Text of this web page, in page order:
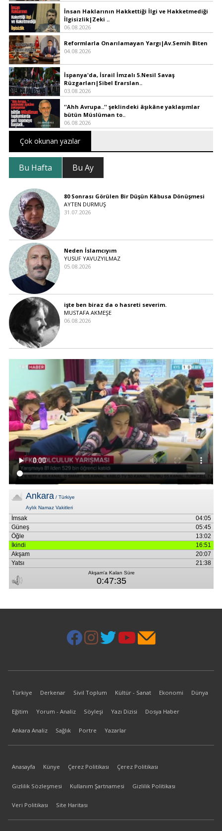
İnsan Haklarının Hakkettiği İlgi ve Hakketmediği
İlgisizlik|Zeki ..
06.08.2026
Reformlarla Onarılamayan Yargı|Av.Semih Biten
04.08.2026
İspanya'da, İsrail İmzalı 5.Nesil Savaş
Rüzgarları|Sibel Erarslan..
03.08.2026
''Ahh Avrupa..'' şeklindeki âşıkâne yaklaşımlar
bütün Müslüman to..
06.08.2026
Çok okunan yazılar
Bu Hafta Bu Ay
80 Sonrası Görülen Bir Düşün Kâbusa Dönüşmesi
AYTEN DURMUŞ
31.07.2026
Neden İslamcıyım
YUSUF YAVUZYILMAZ
05.08.2026
işte ben biraz da o hasreti severim.
MUSTAFA AKMEŞE
06.08.2026
Türkiye Derkenar Sivil Toplum Kültür - Sanat Ekonomi Dünya
Eğitim Yorum - Analiz Söyleşi Yazı Dizisi Dosya Haber
Ankara Analiz Sağlık Portre Yazarlar
Anasayfa Künye Çerez Politikası Çerez Politikası
Gizlilik Sözleşmesi Kullanım Şartnamesi Gizlilik Politikası
Veri Politikası Site Haritası